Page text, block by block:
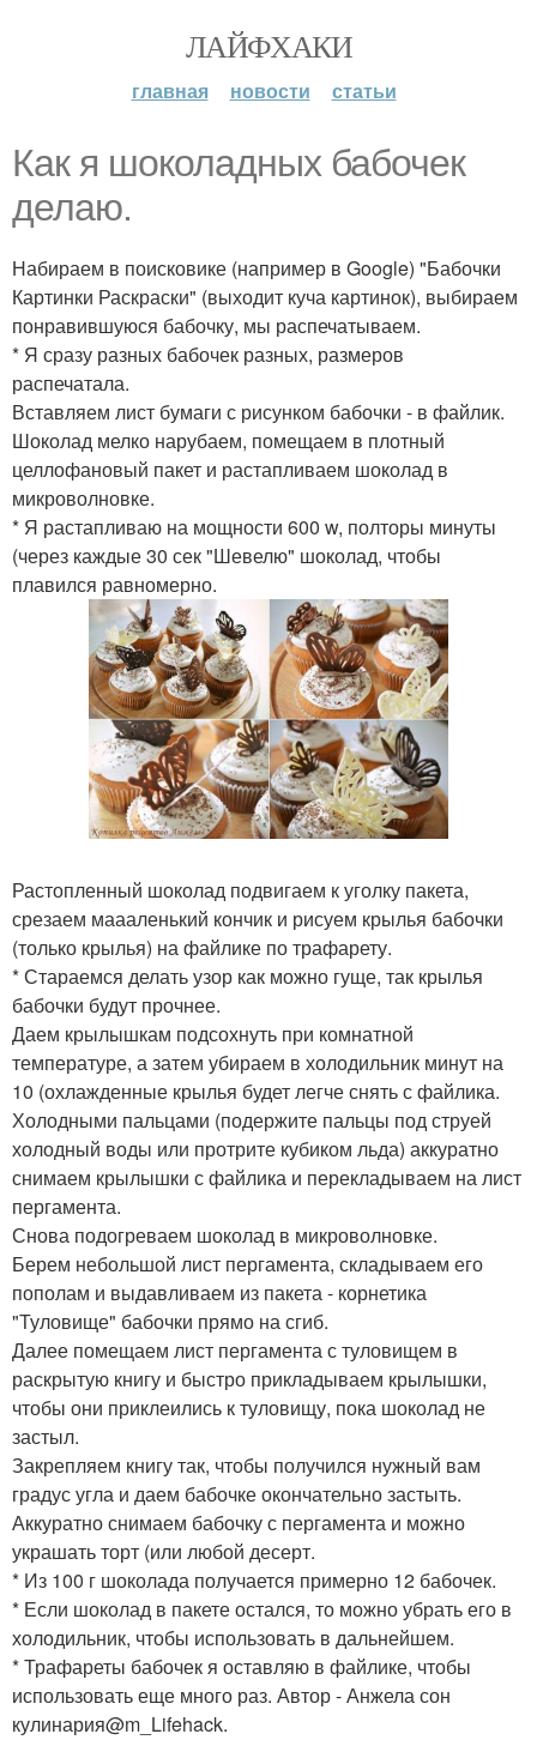
ЛАЙФХАКИ
главная новости статьи
Как я шоколадных бабочек
делаю.
Набираем в поисковике (например в Google) "Бабочки
Картинки Раскраски" (выходит куча картинок), выбираем
понравившуюся бабочку, мы распечатываем.
* Я сразу разных бабочек разных, размеров
распечатала.
Вставляем лист бумаги с рисунком бабочки - в файлик.
Шоколад мелко нарубаем, помещаем в плотный
целлофановый пакет и растапливаем шоколад в
микроволновке.
* Я растапливаю на мощности 600 w, полторы минуты
(через каждые 30 сек "Шевелю" шоколад, чтобы
плавился равномерно.
Растопленный шоколад подвигаем к уголку пакета,
срезаем маааленький кончик и рисуем крылья бабочки
(только крылья) на файлике по трафарету.
* Стараемся делать узор как можно гуще, так крылья
бабочки будут прочнее.
Даем крылышкам подсохнуть при комнатной
температуре, а затем убираем в холодильник минут на
10 (охлажденные крылья будет легче снять с файлика.
Холодными пальцами (подержите пальцы под струей
холодный воды или протрите кубиком льда) аккуратно
снимаем крылышки с файлика и перекладываем на лист
пергамента.
Снова подогреваем шоколад в микроволновке.
Берем небольшой лист пергамента, складываем его
пополам и выдавливаем из пакета - корнетика
"Туловище" бабочки прямо на сгиб.
Далее помещаем лист пергамента с туловищем в
раскрытую книгу и быстро прикладываем крылышки,
чтобы они приклеились к туловищу, пока шоколад не
застыл.
Закрепляем книгу так, чтобы получился нужный вам
градус угла и даем бабочке окончательно застыть.
Аккуратно снимаем бабочку с пергамента и можно
украшать торт (или любой десерт.
* Из 100 г шоколада получается примерно 12 бабочек.
* Если шоколад в пакете остался, то можно убрать его в
холодильник, чтобы использовать в дальнейшем.
* Трафареты бабочек я оставляю в файлике, чтобы
использовать еще много раз. Автор - Анжела сон
кулинария@m_Lifehack.